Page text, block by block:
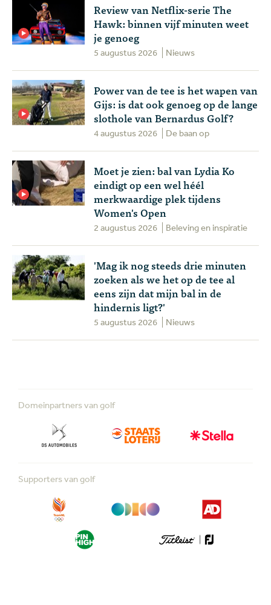
Review van Netflix-serie The
Hawk: binnen vijf minuten weet
je genoeg
5 augustus 2026 Nieuws
Power van de tee is het wapen van
Gijs: is dat ook genoeg op de lange
slothole van Bernardus Golf?
4 augustus 2026 De baan op
Moet je zien: bal van Lydia Ko
eindigt op een wel héél
merkwaardige plek tijdens
Women's Open
2 augustus 2026 Beleving en inspiratie
'Mag ik nog steeds drie minuten
zoeken als we het op de tee al
eens zijn dat mijn bal in de
hindernis ligt?'
5 augustus 2026 Nieuws
Domeinpartners van golf
Supporters van golf